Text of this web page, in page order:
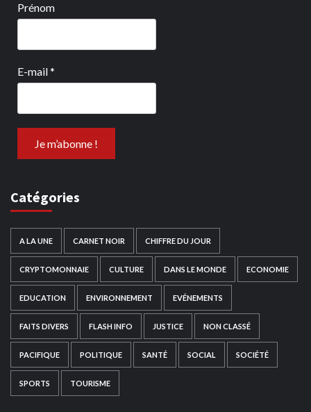
Prénom
E-mail*
Catégories
A LA UNE CARNET NOIR CHIFFRE DU JOUR
CRYPTOMONNAIE CULTURE DANS LE MONDE ECONOMIE
EDUCATION ENVIRONNEMENT EVÉNEMENTS
FAITS DIVERS FLASH INFO JUSTICE NON CLASSÉ
PACIFIQUE POLITIQUE SANTÉ SOCIAL SOCIÉTÉ
SPORTS TOURISME